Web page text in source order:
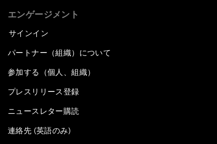
エンゲージメント
サインイン
パートナー（組織）について
参加する（個人、組織）
プレスリリース登録
ニュースレター購読
連絡先 (英語のみ)